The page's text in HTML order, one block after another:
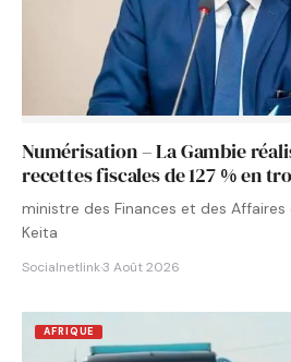
Numérisation – La Gambie
recettes fiscales de 127 % en
ministre des Finances et des
Keita
Socialnetlink·3 Août 2026
AFRIQUE